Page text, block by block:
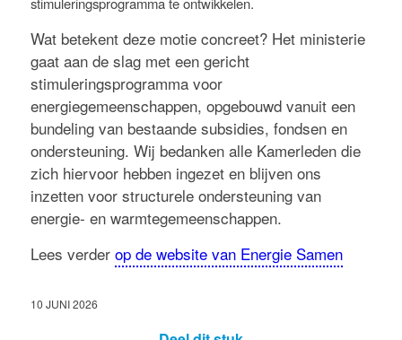
Wat betekent deze motie concreet? Het ministerie
gaat aan de slag met een gericht
stimuleringsprogramma voor
energiegemeenschappen, opgebouwd vanuit een
bundeling van bestaande subsidies, fondsen en
ondersteuning. Wij bedanken alle Kamerleden die
zich hiervoor hebben ingezet en blijven ons
inzetten voor structurele ondersteuning van
energie- en warmtegemeenschappen.
Lees verder op de website van Energie Samen
10 JUNI 2026